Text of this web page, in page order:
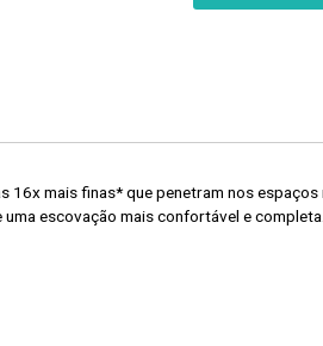
mais finas* que penetram nos
escovação mais confortável e completa.